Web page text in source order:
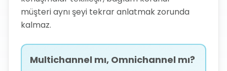
müşteri aynı şeyi tekrar anlatmak zorunda
kalmaz.
Multichannel mı, Omnichannel mı?